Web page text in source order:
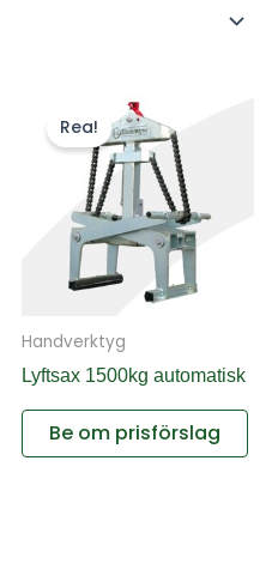
Rea!
Handverktyg
Lyftsax 1500kg automatisk
Be om prisförslag